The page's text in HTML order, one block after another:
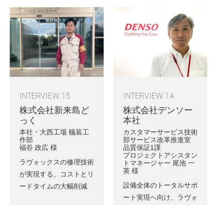
INTERVIEW 15
株式会社新来島ど
っく
本社・大西工場 艤装工
作部
福谷 政広 様
ラヴォックスの修理技術
が実現する、
コストとリ
ードタイムの大幅削減
INTERVIEW 14
株式会社デンソー
本社
カスタマーサービス技術
部サービス改革推進室
品質保証1課
プロジェクトアシスタン
トマネージャー 尾池 一
英 様
設備全体のトータルサポ
ート実現へ向け、 ラヴォ